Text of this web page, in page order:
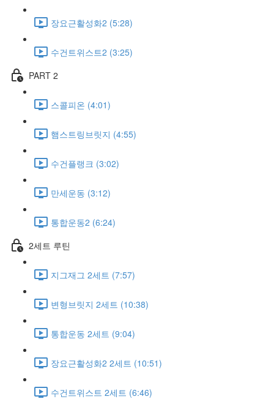
장요근활성화2 (5:28)
수건트위스트2 (3:25)
PART 2
스콜피온 (4:01)
햄스트링브릿지 (4:55)
수건플랭크 (3:02)
만세운동 (3:12)
통합운동2 (6:24)
2세트 루틴
지그재그 2세트 (7:57)
변형브릿지 2세트 (10:38)
통합운동 2세트 (9:04)
장요근활성화2 2세트 (10:51)
수건트위스트 2세트 (6:46)